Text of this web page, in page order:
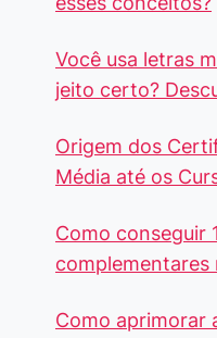
Você usa letras
jeito certo?
Origem dos
Média até os
Como conseguir
complementares
Como aprimorar